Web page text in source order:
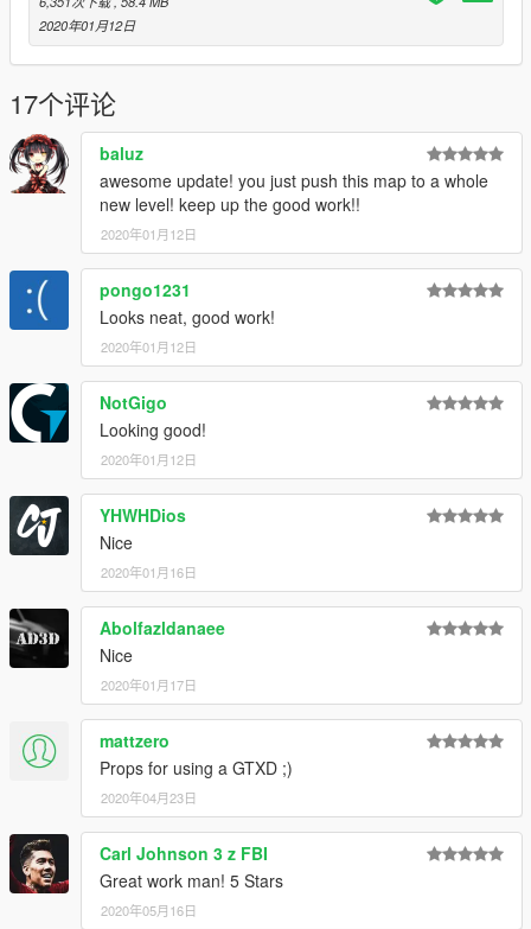
2020年01月12日
17个评论
baluz
awesome update! you just push this map to a whole
new level! keep up the good work!!
2020年01月12日
pongo1231
Looks neat, good work!
2020年01月12日
NotGigo
Looking good!
2020年01月12日
YHWHDios
Nice
2020年01月16日
Abolfazldanaee
Nice
2020年01月17日
mattzero
Props for using a GTXD ;)
2020年04月23日
Carl Johnson 3 z FBI
Great work man! 5 Stars
2020年05月16日